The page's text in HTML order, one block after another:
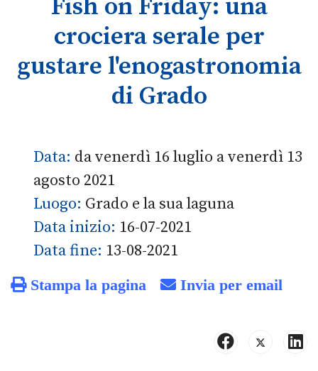
Fish on Friday: una
crociera serale per
gustare l'enogastronomia
di Grado
Data: da venerdì 16 luglio a venerdì 13
agosto 2021
Luogo: Grado e la sua laguna
Data inizio: 16-07-2021
Data fine: 13-08-2021
Stampa la pagina Invia per email